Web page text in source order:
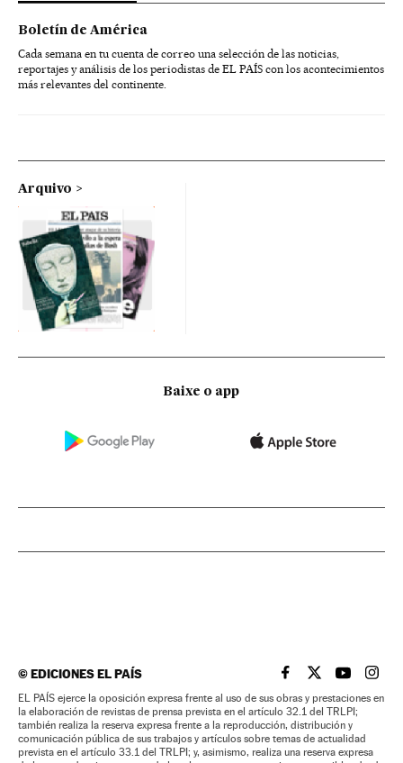
Boletín de América
Cada semana en tu cuenta de correo una selección de las noticias,
reportajes y análisis de los periodistas de EL PAÍS con los acontecimientos
más relevantes del continente.
Arquivo
Baixe o app
©EDICIONES EL PAÍS EL PAÍS BRASIL EN
EL PAÍSEL PAÍS
EL
EL PAÍS ejerce la oposición expresa frente al uso de sus obras y prestaciones en
la elaboración de revistas de prensa prevista en el artículo 32.1 del TRLPI;
también realiza la reserva expresa frente a la reproducción, distribución y
comunicación pública de sus trabajos y artículos sobre temas de actualidad
prevista en el artículo 33.1 del TRLPI; y, asimismo, realiza una reserva expresa